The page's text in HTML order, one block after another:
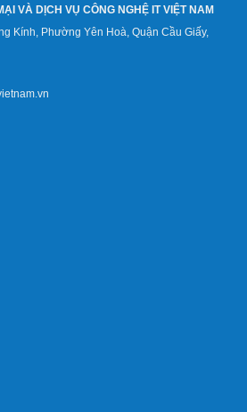
VÀ DỊCH VỤ CÔNG NGHỆ IT VIỆT NAM
Kính, Phường Yên Hoà, Quận Cầu Giấy,